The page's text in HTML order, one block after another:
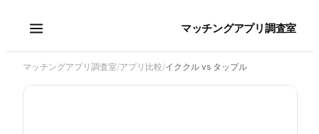
マッチングアプリ調査室
マッチングアプリ調査室/アプリ比較/イククル vs タップル